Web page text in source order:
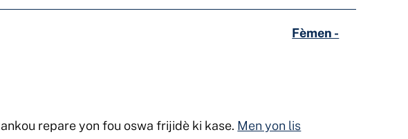
Fèmen -
repare yon fou oswa frijidè ki kase. Men yon lis